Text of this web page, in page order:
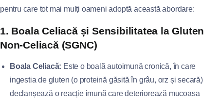
pentru care tot mai mulți oameni adoptă această abordare:
1. Boala Celiacă și Sensibilitatea la Gluten
Non-Celiacă (SGNC)
Boala Celiacă: Este o boală autoimună cronică, în care
ingestia de gluten (o proteină găsită în grâu, orz și secară)
declanșează o reacție imună care deteriorează mucoasa